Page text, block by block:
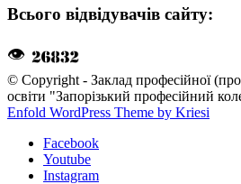
Всього відвідувачів сайту:
👁
© Copyright - Заклад професійної
освіти "Запорізький професійний
Enfold WordPress Theme by Kriesi
Facebook
Youtube
Instagram